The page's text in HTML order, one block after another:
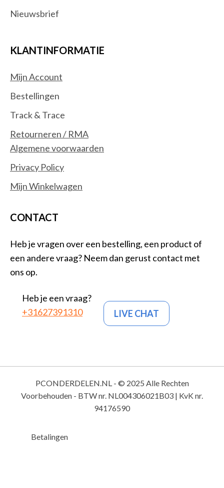
Nieuwsbrief
KLANTINFORMATIE
Mijn Account
Bestellingen
Track & Trace
Retourneren / RMA
Algemene voorwaarden
Privacy Policy
Mijn Winkelwagen
CONTACT
Heb je vragen over een bestelling, een product of
een andere vraag? Neem dan gerust contact met
ons op.
Heb je een vraag?
+31627391310
LIVE CHAT
PCONDERDELEN.NL - © 2025 Alle Rechten
Voorbehouden - BTW nr. NL004306021B03 | KvK nr.
94176590
Betalingen